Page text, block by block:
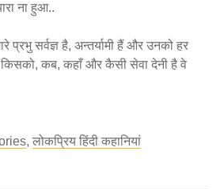
ना हुआ..
प्रभु सर्वज्ञ है, अन्तर्यामी हैं और उनको हर
किसको, कब, कहाँ और कैसी सेवा देनी है वे
, लोकप्रिय हिंदी कहानियां